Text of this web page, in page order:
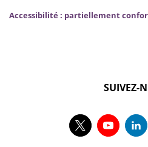
Accessibilité : partiellement
SUIVEZ-